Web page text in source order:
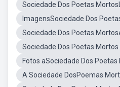
Sociedade Dos Poetas
ImagensSociedade Dos
Sociedade Dos Poetas
Sociedade Dos Poetas
Fotos aSociedade Dos Poetas
A Sociedade DosPoemas